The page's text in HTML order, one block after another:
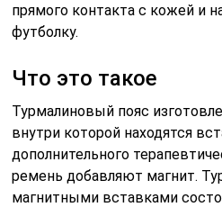
прямого контакта с кожей и
футболку.
Что это такое
Турмалиновый пояс
внутри которой находятся
дополнительного
ремень добавляют магнит.
магнитными вставками